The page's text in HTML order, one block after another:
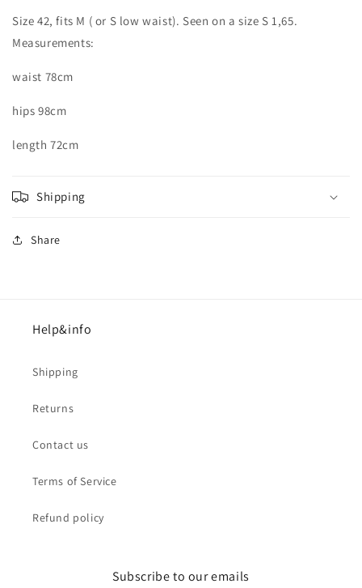
Size 42, fits M ( or S low waist). Seen on a size S 1,65.
Measurements:
waist 78cm
hips 98cm
length 72cm
Shipping
Share
Help&info
Shipping
Returns
Contact us
Terms of Service
Refund policy
Subscribe to our emails